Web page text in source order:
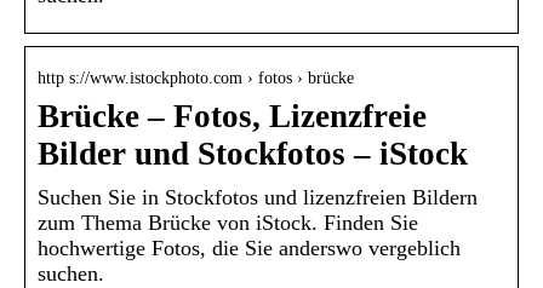
http s://www.istockphoto.com › fotos › brücke
Brücke – Fotos, Lizenzfreie
Bilder und Stockfotos – iStock
Suchen Sie in Stockfotos und lizenzfreien Bildern
zum Thema Brücke von iStock. Finden Sie
hochwertige Fotos, die Sie anderswo vergeblich
suchen.